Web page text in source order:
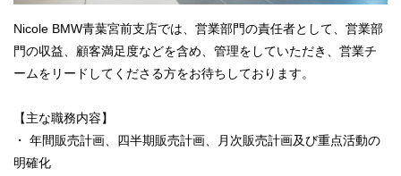
Nicole BMW青葉宮前支店では、営業部門の責任者として、営業部
門の収益、顧客満足度などを含め、管理をしていただき、営業チ
ームをリードしてくださる方をお待ちしております。
【主な職務内容】
・ 年間販売計画、四半期販売計画、月次販売計画及び重点活動の
明確化